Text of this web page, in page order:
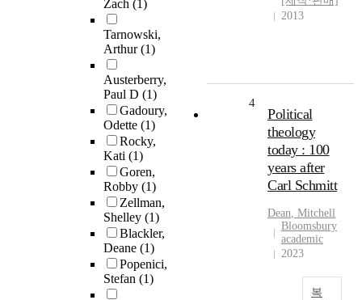
Zach (1)
Tarnowski,
Arthur(1)
Austerberry,
Paul D (1)
Gadoury,
Odette (1)
Rocky,
Kati (1)
Goren,
Robby (1)
Zellman,
Shelley (1)
Blackler,
Deane (1)
Popenici,
Stefan (1)
2013
4
Political
theology
today : 100
years after
Carl Schmitt
Dean, Mitchell
Bloomsbury
academic
2023
복